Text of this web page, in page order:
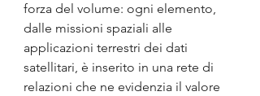
forza del volume: ogni elemento,
dalle missioni spaziali alle
applicazioni terrestri dei dati
satellitari, è inserito in una rete di
relazioni che ne evidenzia il valore